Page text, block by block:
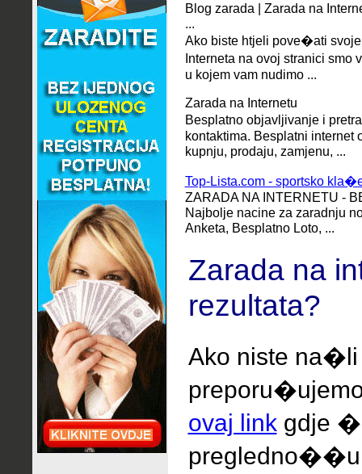
Blog zarada | Zarada na
...
Ako biste htjeli pove�ati
Interneta na ovoj stranici
u kojem vam nudimo ...
Zarada na Internetu
Besplatno objavljivanje i
kontaktima. Besplatni internet
kupnju, prodaju, zamjenu, ...
Top-Lista.com - sportsko
ZARADA NA INTERNETU -
Najbolje nacine za zaradnju
Anketa, Besplatno Loto, ...
Zarada na
rezultata?
Ako niste
ovaj linkgdje